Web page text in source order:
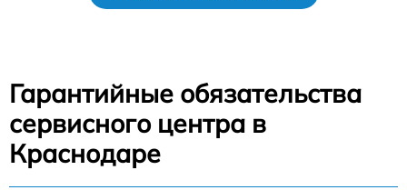
Гарантийные обязательства
сервисного центра в
Краснодаре